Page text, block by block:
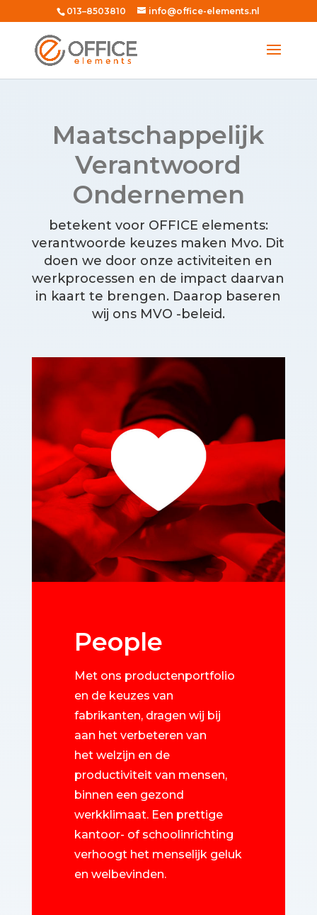
013–8503810 info@office-elements.nl
Maatschappelijk
Verantwoord
Ondernemen
betekent voor OFFICE elements:
verantwoorde keuzes maken Mvo. Dit
doen we door onze activiteiten en
werkprocessen en de impact daarvan
in kaart te brengen. Daarop baseren
wij ons MVO -beleid.
People
Met ons productenportfolio
en de keuzes van
fabrikanten, dragen wij bij
aan het verbeteren van
het welzijn en de
productiviteit van mensen,
binnen een gezond
werkklimaat. Een prettige
kantoor- of schoolinrichting
verhoogt het menselijk geluk
en welbevinden.